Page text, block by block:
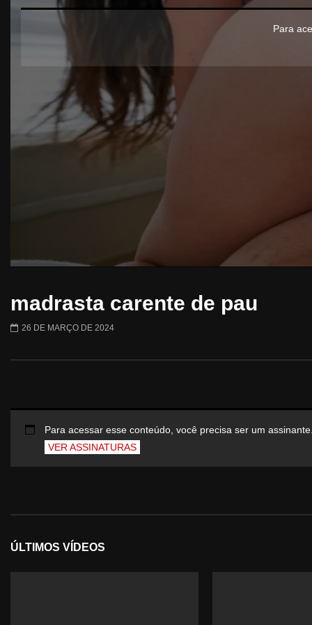
Para
madrasta carente de pau
26 DE MARÇO DE 2024
Para acessar esse conteúdo, você precisa ser um
VER ASSINATURAS
ÚLTIMOS VÍDEOS